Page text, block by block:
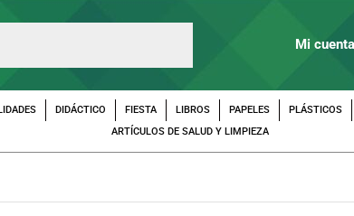
Mi cuenta
DIDÁCTICO FIESTA LIBROS PAPELES PLÁSTICOS
ARTÍCULOS DE SALUD Y LIMPIEZA